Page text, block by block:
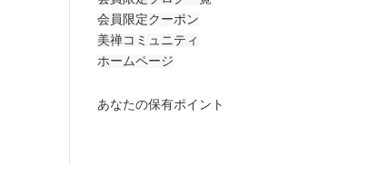
会員限定クーポン
美禅コミュニティ
ホームページ
あなたの保有ポイント